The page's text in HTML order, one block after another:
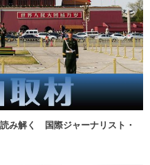
み解く 国際ジャーナリスト・